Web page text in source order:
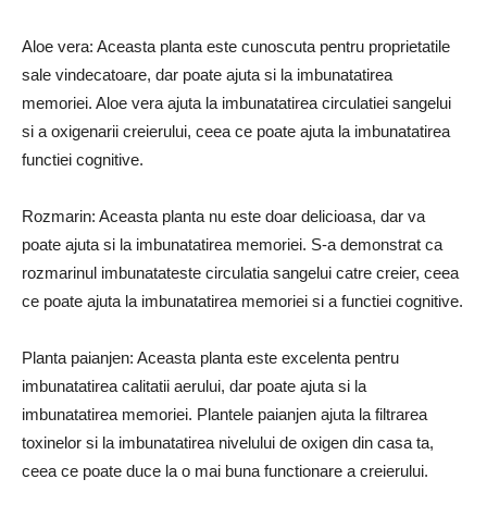
Aloe vera: Aceasta planta este cunoscuta pentru proprietatile
sale vindecatoare, dar poate ajuta si la imbunatatirea
memoriei. Aloe vera ajuta la imbunatatirea circulatiei sangelui
si a oxigenarii creierului, ceea ce poate ajuta la imbunatatirea
functiei cognitive.
Rozmarin: Aceasta planta nu este doar delicioasa, dar va
poate ajuta si la imbunatatirea memoriei. S-a demonstrat ca
rozmarinul imbunatateste circulatia sangelui catre creier, ceea
ce poate ajuta la imbunatatirea memoriei si a functiei cognitive.
Planta paianjen: Aceasta planta este excelenta pentru
imbunatatirea calitatii aerului, dar poate ajuta si la
imbunatatirea memoriei. Plantele paianjen ajuta la filtrarea
toxinelor si la imbunatatirea nivelului de oxigen din casa ta,
ceea ce poate duce la o mai buna functionare a creierului.